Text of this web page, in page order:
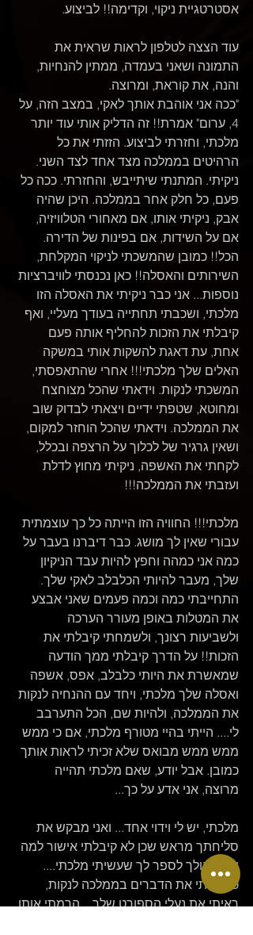
אסטרטגיית ניקוי, וקדימה!! לביצוע.
עוד הצצה לטלפון לראות שראית את
התמונה ושאני בעמדה, ממתין להנחיות,
והנה, את קוראת, ומרוצה.
"ככה אני אוהבת אותך לאקי, במצב הזה, על
4, ערום" אמרת!! זה הדליק אותי עוד יותר
מלכתי, וחזרתי לביצוע. הזזתי את כל
הרהיטים בממלכה מצד אחד לצד השני.
ניקיתי. המתנתי שיתייבש, והחזרתי. ככה כל
פעם, כל חלק אחר בממלכה. היכן שהיה
אבק, ניקיתי אותו, אם מאחורי הטלוויזיה,
אם על השידות, אם בפינות של הדירה.
הכל!! כמובן שהמשכתי לניקוי המקלחת,
השירותים והאסלה!! כאן נכנסתי לוויברציות
נוספות... אני כבר ניקיתי את האסלה הזו
מלכתי, ושכבתי תחתייה בעודך מעליי, ואף
קיבלתי את הזכות להחליף אותה פעם
אחת, עת דאגת להשקות אותי במשקה
האלים שלך מלכתי!!! אחרי שהתאפסתי,
המשכתי לנקות. וידאתי שהכל מצוחצח
ומחוטא, שטפתי ידיים ויצאתי לבדוק שוב
את הממלכה. וידאתי שהכל הוחזר למקום,
ושאין גרגיר של לכלוך על הרצפה ובכלל,
לקחתי את האשפה, ניקיתי מחוץ לדלת
ועזבתי את הממלכה!!!
מלכתי!!! החוויה הזו הייתה כל כך עוצמתית
עבורי שאין לך מושג. כבר דיברנו בעבר על
כמה אני כמהה וחפץ להיות עבד הניקיון
שלך, מעבר להיותי הכלבלב לאקי שלך.
התחייבתי כמה וכמה פעמים שאני אבצע
את המטלות באופן מעורר הערכה
ולשביעות רצונך, ולשמחתי קיבלתי את
הזכות!! על הדרך קיבלתי ממך הודעה
שמאשרת את היותי כלבלב, אפס, אשפה
ואסלה שלך מלכתי, ויחד עם ההנחיה לנקות
את הממלכה, ולהיות שם, הכל התערבב
לי.... הייתי בהיי מטורף מלכתי, אם כי ממש
ממש ממש מבואס שלא זכיתי לראות אותך
כמובן. אבל יודע, שאם מלכתי תהייה
מרוצה, אני אדע על כך...
מלכתי, יש לי וידוי אחד... ואני מבקש את
סליחתך מראש שכן לא קיבלתי אישור למה
שאני הולך לספר לך שעשיתי מלכתי....
כשהזזתי את הדברים בממלכה לנקות,
ראיתי את נעלי הספורט שלך... הרמתי אותן